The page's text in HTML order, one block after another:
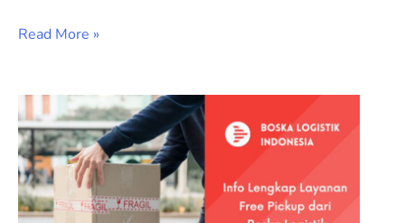
Read More »
Lengkap
Layanan
Free
Pickup